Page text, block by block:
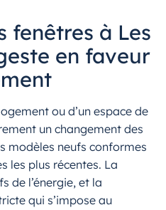
fenêtres à Les
en faveur
ou d’un espace de
un changement des
modèles neufs conformes
les plus récentes. La
de l’énergie, et la
qui s’impose au